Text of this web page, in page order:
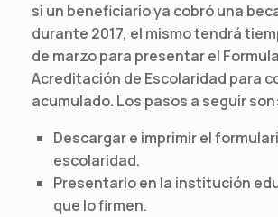
si un beneficiario ya cobró una
durante 2017, el mismo tendrá
de marzo para presentar el
Acreditación de Escolaridad para
acumulado. Los pasos a seguir son:
Descargar e imprimir el
escolaridad.
Presentarlo en la institución
que lo firmen.